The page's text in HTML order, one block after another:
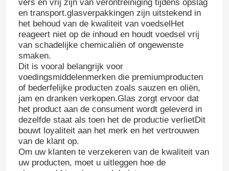
vers en vrij zijn van verontreiniging tijdens opslag
en transport.glasverpakkingen zijn uitstekend in
het behoud van de kwaliteit van voedselHet
reageert niet op de inhoud en houdt voedsel vrij
van schadelijke chemicaliën of ongewenste
smaken.
Dit is vooral belangrijk voor
voedingsmiddelenmerken die premiumproducten
of bederfelijke producten zoals sauzen en oliën,
jam en dranken verkopen.Glas zorgt ervoor dat
het product aan de consument wordt geleverd in
dezelfde staat als toen het de productie verlietDit
bouwt loyaliteit aan het merk en het vertrouwen
van de klant op.
Om uw klanten te verzekeren van de kwaliteit van
uw producten, moet u uitleggen hoe de